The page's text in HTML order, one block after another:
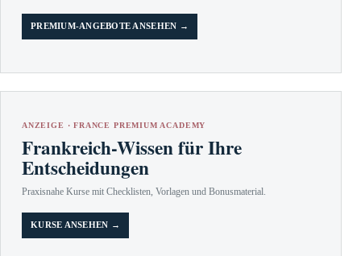
PREMIUM-ANGEBOTE ANSEHEN →
ANZEIGE · FRANCE PREMIUM ACADEMY
Frankreich-Wissen für Ihre
Entscheidungen
Praxisnahe Kurse mit Checklisten, Vorlagen und Bonusmaterial.
KURSE ANSEHEN →